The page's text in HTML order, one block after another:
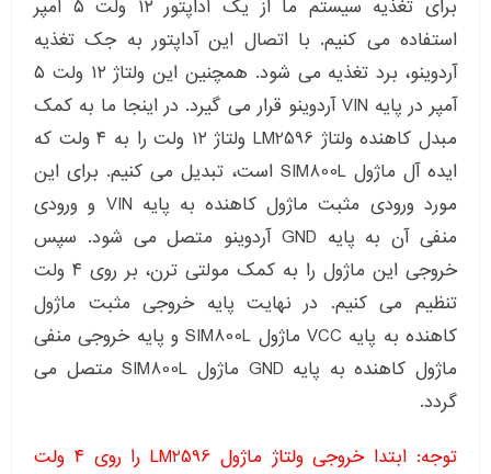
برای تغذیه سیستم ما از یک آداپتور ۱۲ ولت ۵ آمپر
استفاده می کنیم. با اتصال این آداپتور به جک تغذیه
آردوینو، برد تغذیه می شود. همچنین این ولتاژ ۱۲ ولت ۵
آمپر در پایه VIN آردوینو قرار می گیرد. در اینجا ما به کمک
مبدل کاهنده ولتاژ LM2596 ولتاژ ۱۲ ولت را به ۴ ولت که
ایده آل ماژول SIM800L است، تبدیل می کنیم. برای این
مورد ورودی مثبت ماژول کاهنده به پایه VIN و ورودی
منفی آن به پایه GND آردوینو متصل می شود. سپس
خروجی این ماژول را به کمک مولتی ترن، بر روی ۴ ولت
تنظیم می کنیم. در نهایت پایه خروجی مثبت ماژول
کاهنده به پایه VCC ماژول SIM800L و پایه خروجی منفی
ماژول کاهنده به پایه GND ماژول SIM800L متصل می
گردد.
توجه: ابتدا خروجی ولتاژ ماژول LM2596 را روی ۴ ولت